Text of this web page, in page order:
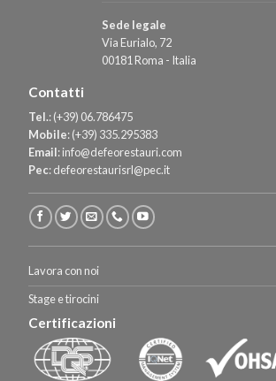
Sede legale
Via Eurialo, 72
00181 Roma - Italia
Contatti
Tel.:(+39) 06.786475
Mobile:(+39) 335.295383
Email:info@defeorestauri.com
Pec:defeorestaurisrl@pec.it
Lavora con noi
Stage e tirocini
Certificazioni